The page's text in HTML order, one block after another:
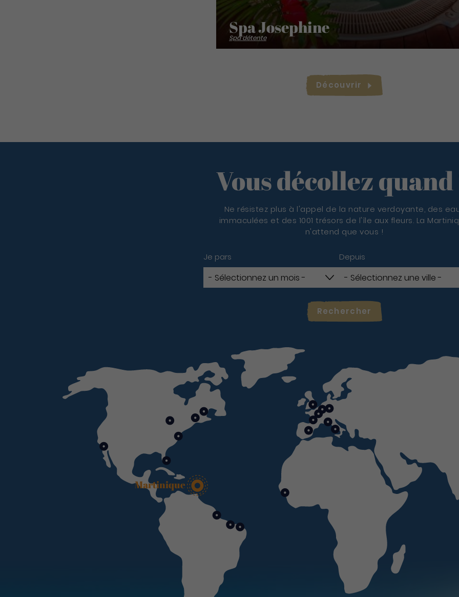
Spa Josephine
Spa détente
Découvrir
Vous décollez quand
Ne résistez plus à l'appel de la nature verdoyante, des
immaculées et des 1001 trésors de l'île aux fleurs. La
n'attend que vous !
Je pars Depuis
Rechercher
Martinique